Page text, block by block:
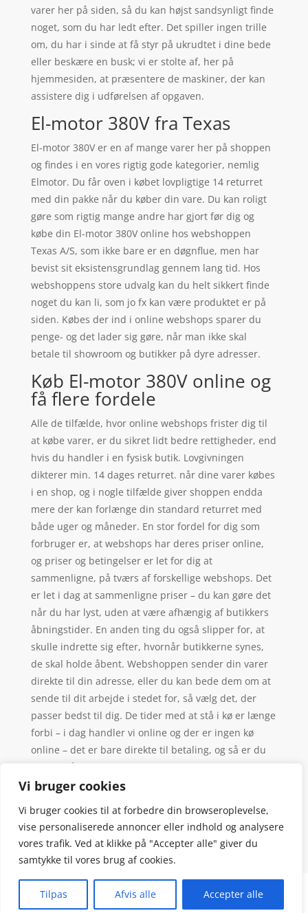
Vi bruger cookies
Vi bruger cookies til at forbedre din browseroplevelse,
vise personaliserede annoncer eller indhold og analysere
vores trafik. Ved at klikke på "Accepter alle" giver du
samtykke til vores brug af cookies.
Tilpas Afvis alle Accepter alle
varer her på siden, så du kan højst sandsynligt finde
noget, som du har ledt efter. Det spiller ingen trille
om, du har i sinde at få styr på ukrudtet i dine bede
eller beskære en busk; vi er stolte af, her på
hjemmesiden, at præsentere de maskiner, der kan
assistere dig i udførelsen af opgaven.
El-motor 380V fra Texas
El-motor 380V er en af mange varer her på shoppen
og findes i en vores rigtig gode kategorier, nemlig
Elmotor. Du får oven i købet lovpligtige 14 returret
med din pakke når du køber din vare. Du kan roligt
gøre som rigtig mange andre har gjort før dig og
købe din El-motor 380V online hos webshoppen
Texas A/S, som ikke bare er en døgnflue, men har
bevist sit eksistensgrundlag gennem lang tid. Hos
webshoppens store udvalg kan du helt sikkert finde
noget du kan li, som jo fx kan være produktet er på
siden. Købes der ind i online webshops sparer du
penge- og det lader sig gøre, når man ikke skal
betale til showroom og butikker på dyre adresser.
Køb El-motor 380V online og
få flere fordele
Alle de tilfælde, hvor online webshops frister dig til
at købe varer, er du sikret lidt bedre rettigheder, end
hvis du handler i en fysisk butik. Lovgivningen
dikterer min. 14 dages returret. når dine varer købes
i en shop, og i nogle tilfælde giver shoppen endda
mere der kan forlænge din standard returret med
både uger og måneder. En stor fordel for dig som
forbruger er, at webshops har deres priser online,
og priser og betingelser er let for dig at
sammenligne, på tværs af forskellige webshops. Det
er let i dag at sammenligne priser – du kan gøre det
når du har lyst, uden at være afhængig af butikkers
åbningstider. En anden ting du også slipper for, at
skulle indrette sig efter, hvornår butikkerne synes,
de skal holde åbent. Webshoppen sender din varer
direkte til din adresse, eller du kan bede dem om at
sende til dit arbejde i stedet for, så vælg det, der
passer bedst til dig. De tider med at stå i kø er længe
forbi – i dag handler vi online og der er ingen kø
online – det er bare direkte til betaling, og så er du
videre, så slip for de sædvanlige forkerte valg af kø –
man vælger altid den langsomste.
Denne hjemmeside samler et bredt udvalg af
spændende varer. Siden er et affiiliatesite, og nogle